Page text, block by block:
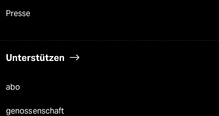
Presse
Unterstützen
abo
genossenschaft